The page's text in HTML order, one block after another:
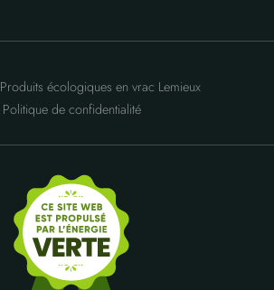
Produits écologiques en vrac Lemieux
Politique de confidentialité